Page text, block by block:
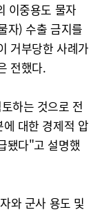
이중용도 물자
자) 수출 금지를
거부당한 사례가
전했다.
하는 것으로 전
대한 경제적 압
됐다"고 설명했
와 군사 용도 및